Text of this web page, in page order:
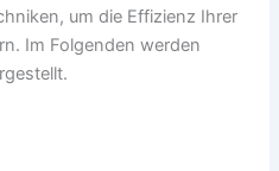
um die Effizienz Ihrer
Im Folgenden werden